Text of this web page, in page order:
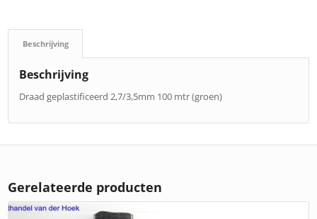
Beschrijving
Beschrijving
Draad geplastificeerd 2,7/3,5mm 100 mtr (groen)
Gerelateerde producten